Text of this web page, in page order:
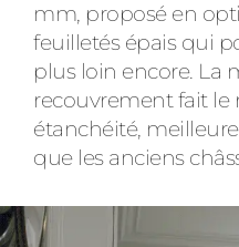
mm, proposé en
feuilletés épais qui
plus loin encore. La
recouvrement fait le
étanchéité,
que les anciens